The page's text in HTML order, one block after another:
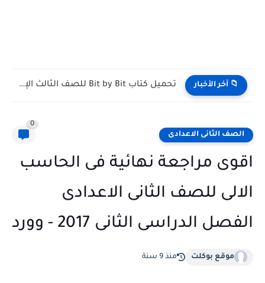
📁 آخر الأخبار تحميل كتاب Bit by Bit للصف الثالث الإعدادي الترم الأول...
الصف الثانى الاعدادى
0
اقوى مراجعة نهائية فى الحاسب
الالى للصف الثانى الاعدادى
الفصل الدراسى الثانى 2017 - وورد
موقع بوكلت منذ 9 سنة